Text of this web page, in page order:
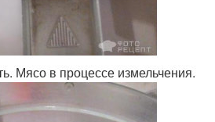
Мясо в процессе измельчения.